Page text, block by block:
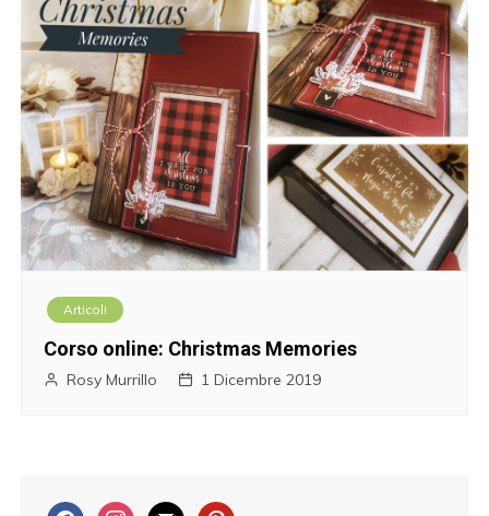
Articoli
Corso online: Christmas Memories
Rosy Murrillo 1 Dicembre 2019